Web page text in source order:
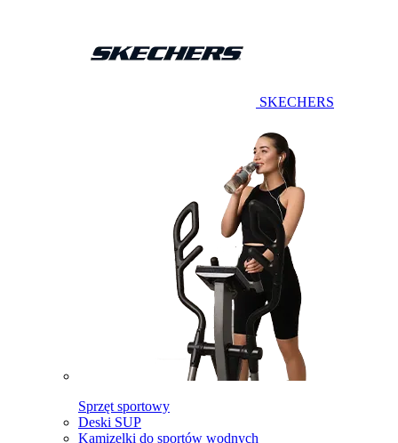
SKECHERS
Sprzęt sportowy
Deski SUP
Kamizelki do sportów wodnych